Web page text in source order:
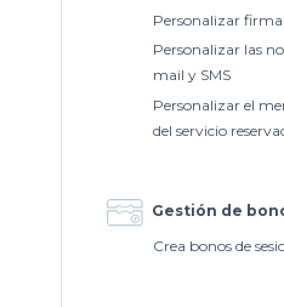
Personalizar
Personalizar las
mail y SMS
Personalizar el
del servicio
Gestión de
Crea bonos de